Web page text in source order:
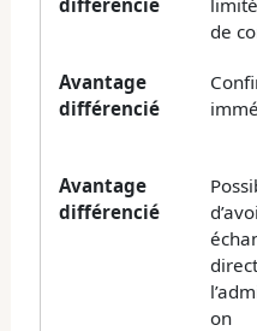
de
Avantage
différencié
Avantage
différencié
on